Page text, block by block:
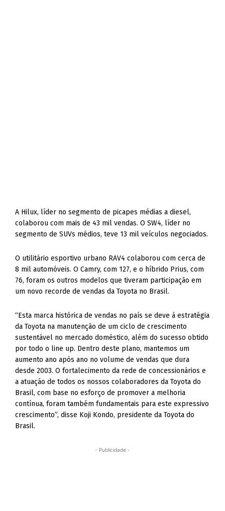
A Hilux, líder no segmento de picapes médias a diesel,
colaborou com mais de 43 mil vendas. O SW4, líder no
segmento de SUVs médios, teve 13 mil veículos negociados.
O utilitário esportivo urbano RAV4 colaborou com cerca de
8 mil automóveis. O Camry, com 127, e o híbrido Prius, com
76, foram os outros modelos que tiveram participação em
um novo recorde de vendas da Toyota no Brasil.
“Esta marca histórica de vendas no país se deve à estratégia
da Toyota na manutenção de um ciclo de crescimento
sustentável no mercado doméstico, além do sucesso obtido
por todo o line up. Dentro deste plano, mantemos um
aumento ano após ano no volume de vendas que dura
desde 2003. O fortalecimento da rede de concessionários e
a atuação de todos os nossos colaboradores da Toyota do
Brasil, com base no esforço de promover a melhoria
contínua, foram também fundamentais para este expressivo
crescimento”, disse Koji Kondo, presidente da Toyota do
Brasil.
- Publicidade -